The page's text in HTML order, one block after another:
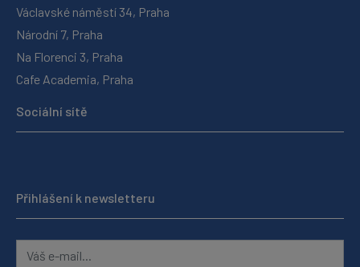
Václavské náměstí 34, Praha
Národní 7, Praha
Na Florenci 3, Praha
Cafe Academia, Praha
Sociální sítě
Přihlášení k newsletteru